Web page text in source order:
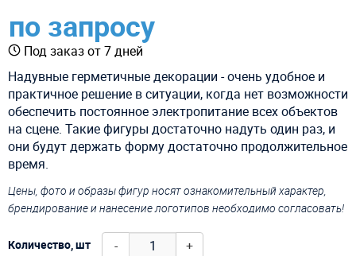
по запросу
Под заказ от 7 дней
Надувные герметичные декорации - очень удобное и
практичное решение в ситуации, когда нет возможности
обеспечить постоянное электропитание всех объектов
на сцене. Такие фигуры достаточно надуть один раз, и
они будут держать форму достаточно продолжительное
время.
Цены, фото и образы фигур носят ознакомительный характер,
брендирование и нанесение логотипов необходимо согласовать!
Количество, шт - +